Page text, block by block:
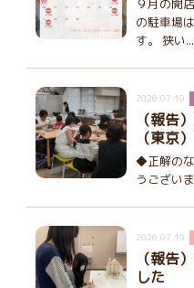
９月の開
の駐車場
す。 狭い...
2026.07.19
（報告
（東京）
◆正解の
うござい
2026.07.19
（報告
した